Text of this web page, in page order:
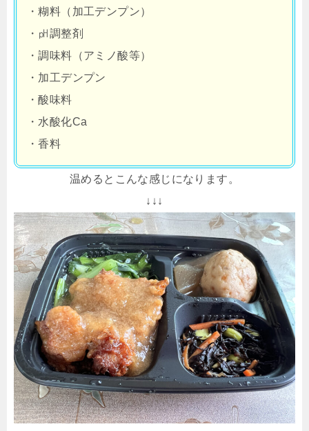
・糊料（加工デンプン）
・㏗調整剤
・調味料（アミノ酸等）
・加工デンプン
・酸味料
・水酸化Ca
・香料
温めるとこんな感じになります。
↓↓↓